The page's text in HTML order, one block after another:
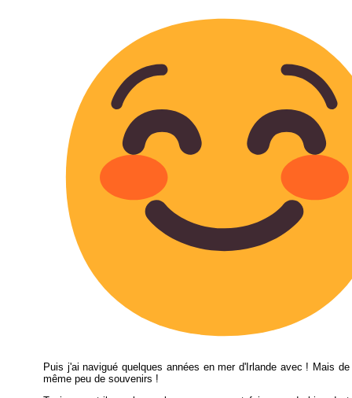
Puis j'ai navigué quelques années en mer d'Irlande avec ! Mais
même peu de souvenirs !